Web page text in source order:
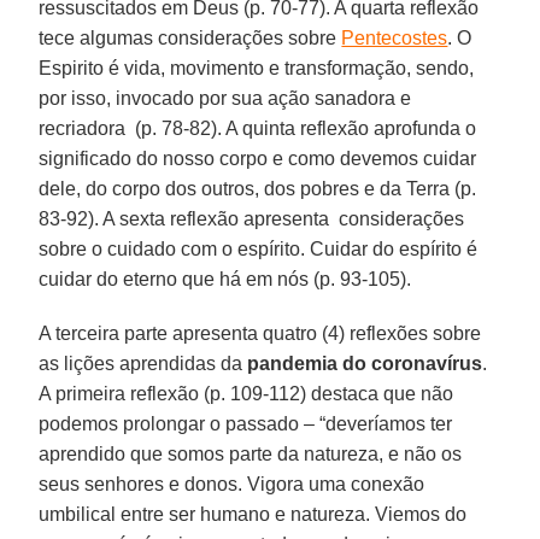
ressuscitados em Deus (p. 70-77). A quarta reflexão
tece algumas considerações sobre Pentecostes. O
Espirito é vida, movimento e transformação, sendo,
por isso, invocado por sua ação sanadora e
recriadora (p. 78-82). A quinta reflexão aprofunda o
significado do nosso corpo e como devemos cuidar
dele, do corpo dos outros, dos pobres e da Terra (p.
83-92). A sexta reflexão apresenta considerações
sobre o cuidado com o espírito. Cuidar do espírito é
cuidar do eterno que há em nós (p. 93-105).
A terceira parte apresenta quatro (4) reflexões sobre
as lições aprendidas da pandemia do coronavírus.
A primeira reflexão (p. 109-112) destaca que não
podemos prolongar o passado – “deveríamos ter
aprendido que somos parte da natureza, e não os
seus senhores e donos. Vigora uma conexão
umbilical entre ser humano e natureza. Viemos do